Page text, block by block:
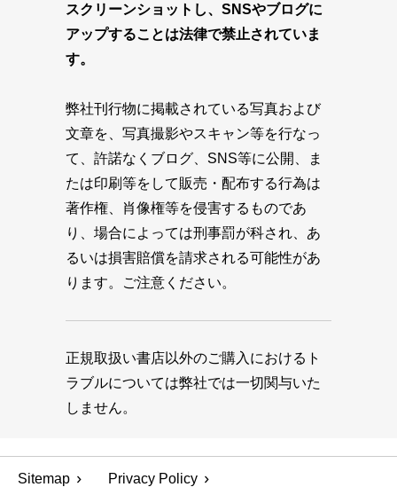
スクリーンショットし、SNSやブログに
アップすることは法律で禁止されていま
す。
弊社刊行物に掲載されている写真および
文章を、写真撮影やスキャン等を行なっ
て、許諾なくブログ、SNS等に公開、ま
たは印刷等をして販売・配布する行為は
著作権、肖像権等を侵害するものであ
り、場合によっては刑事罰が科され、あ
るいは損害賠償を請求される可能性があ
ります。ご注意ください。
正規取扱い書店以外のご購入におけるト
ラブルについては弊社では一切関与いた
しません。
Sitemap Privacy Policy